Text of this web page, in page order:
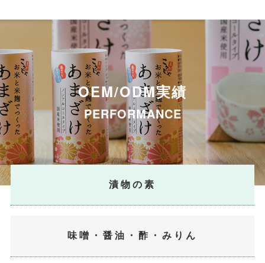
OEM/ODM実績
PERFORMANCE
漬物の素
味噌・醤油・酢・みりん